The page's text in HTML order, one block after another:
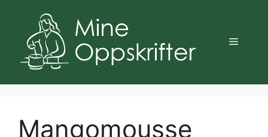
innhold
Meny
Mangomousse